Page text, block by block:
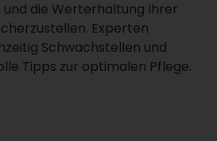
und die Werterhaltung Ihrer
Experten
Schwachstellen und
Tipps zur optimalen Pflege.